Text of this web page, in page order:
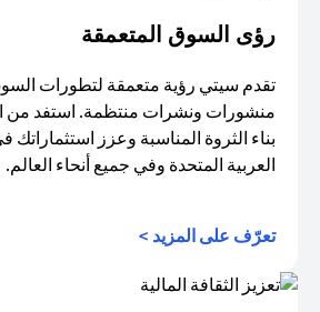
رؤى السوق المتعمقة
تقدم سيتي رؤية متعمقة لتطورات
منشورات ونشرات منتظمة. استفد من
بناء الثروة المناسبة وعزز استثماراتك
العربية المتحدة وفي جميع أنحاء العالم.
تعرّف على المزيد >